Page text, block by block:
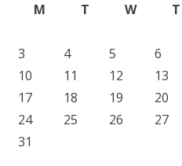
M
T W T
3
4 5 6
10
11 12 13
17
18 19 20
24
25 26 27
31